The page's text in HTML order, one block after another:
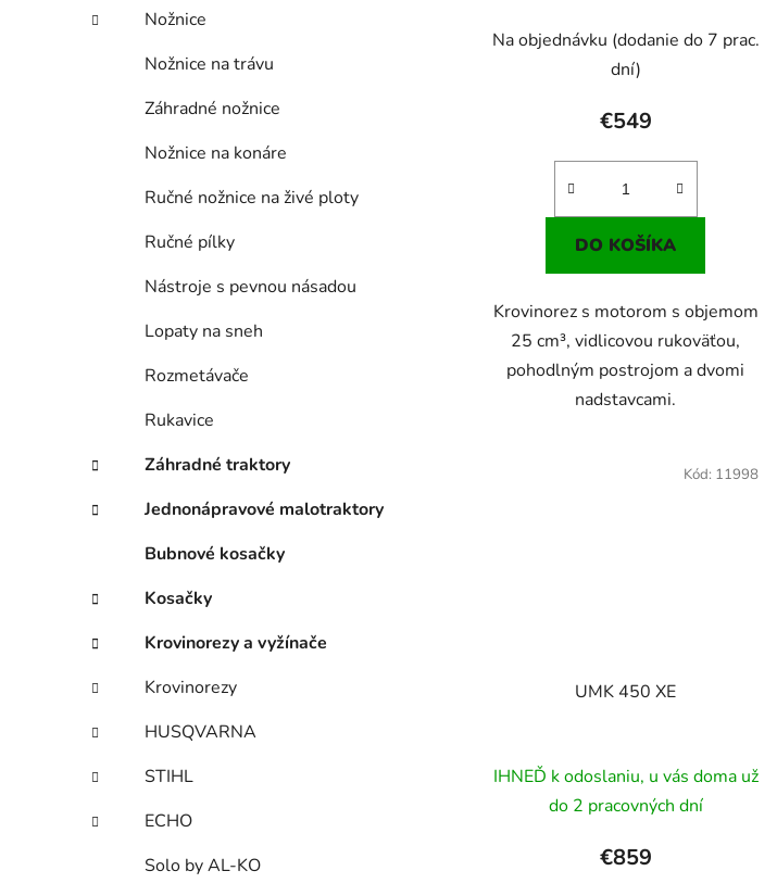
Nožnice
Nožnice na trávu
Záhradné nožnice
Nožnice na konáre
Ručné nožnice na živé ploty
Ručné pílky
Nástroje s pevnou násadou
Lopaty na sneh
Rozmetávače
Rukavice
Záhradné traktory
Jednonápravové malotraktory
Bubnové kosačky
Kosačky
Krovinorezy a vyžínače
Krovinorezy
HUSQVARNA
STIHL
ECHO
Solo by AL-KO
oNa objednávku (dodanie do 7 prac.
dní)
€549
DO KOŠÍKA
Krovinorez s motorom s objemom
25 cm³, vidlicovou rukoväťou,
pohodlným postrojom a dvomi
nadstavcami.
UMK 450 XE
IHNEĎ k odoslaniu, u vás doma už
do 2 pracovných dní
€859
Kód: 11998